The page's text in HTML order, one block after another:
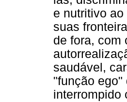
e nutritivo
suas
de fora, com
saudável,
"função ego"
interrompido